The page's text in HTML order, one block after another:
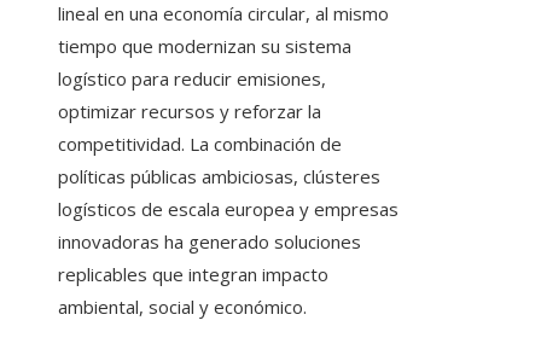
lineal en una economía circular, al mismo
tiempo que modernizan su sistema
logístico para reducir emisiones,
optimizar recursos y reforzar la
competitividad. La combinación de
políticas públicas ambiciosas, clústeres
logísticos de escala europea y empresas
innovadoras ha generado soluciones
replicables que integran impacto
ambiental, social y económico.